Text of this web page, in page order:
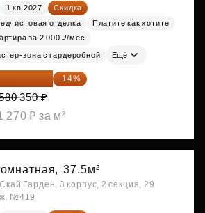
1 кв 2027
Скидка
отделка
Платите как хотите
за 2 000 ₽/мес
зона с гардеробной Ещё
559 101 ₽ -14%
350 ₽
270 ₽ за м²
37.5м²
Гарден, 3 корпус, 2 секция, 29
№419